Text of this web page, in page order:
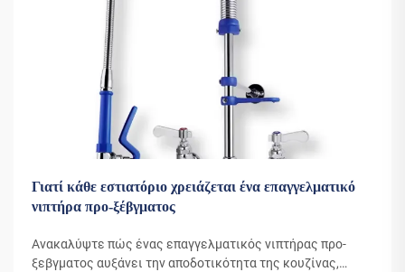
Γιατί κάθε εστιατόριο χρειάζεται ένα επαγγελματικό
νιπτήρα προ-ξέβγματος
Ανακαλύψτε πώς ένας επαγγελματικός νιπτήρας προ-
ξεβγματος αυξάνει την αποδοτικότητα της κουζίνας,